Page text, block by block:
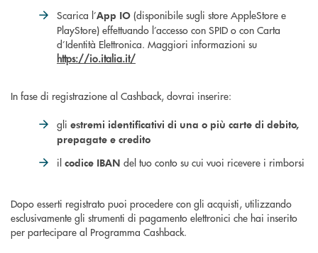
Scarica l’App IO (disponibile sugli store AppleStore e
PlayStore) effettuando l’accesso con SPID o con Carta
d’Identità Elettronica. Maggiori informazioni su
https://io.italia.it/
In fase di registrazione al Cashback, dovrai inserire:
gli estremi identificativi di una o più carte di debito,
prepagate e credito
il codice IBAN del tuo conto su cui vuoi ricevere i rimborsi
Dopo esserti registrato puoi procedere con gli acquisti, utilizzando
esclusivamente gli strumenti di pagamento elettronici che hai inserito
per partecipare al Programma Cashback.